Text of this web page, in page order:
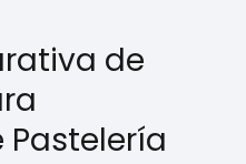
de
Pastelería